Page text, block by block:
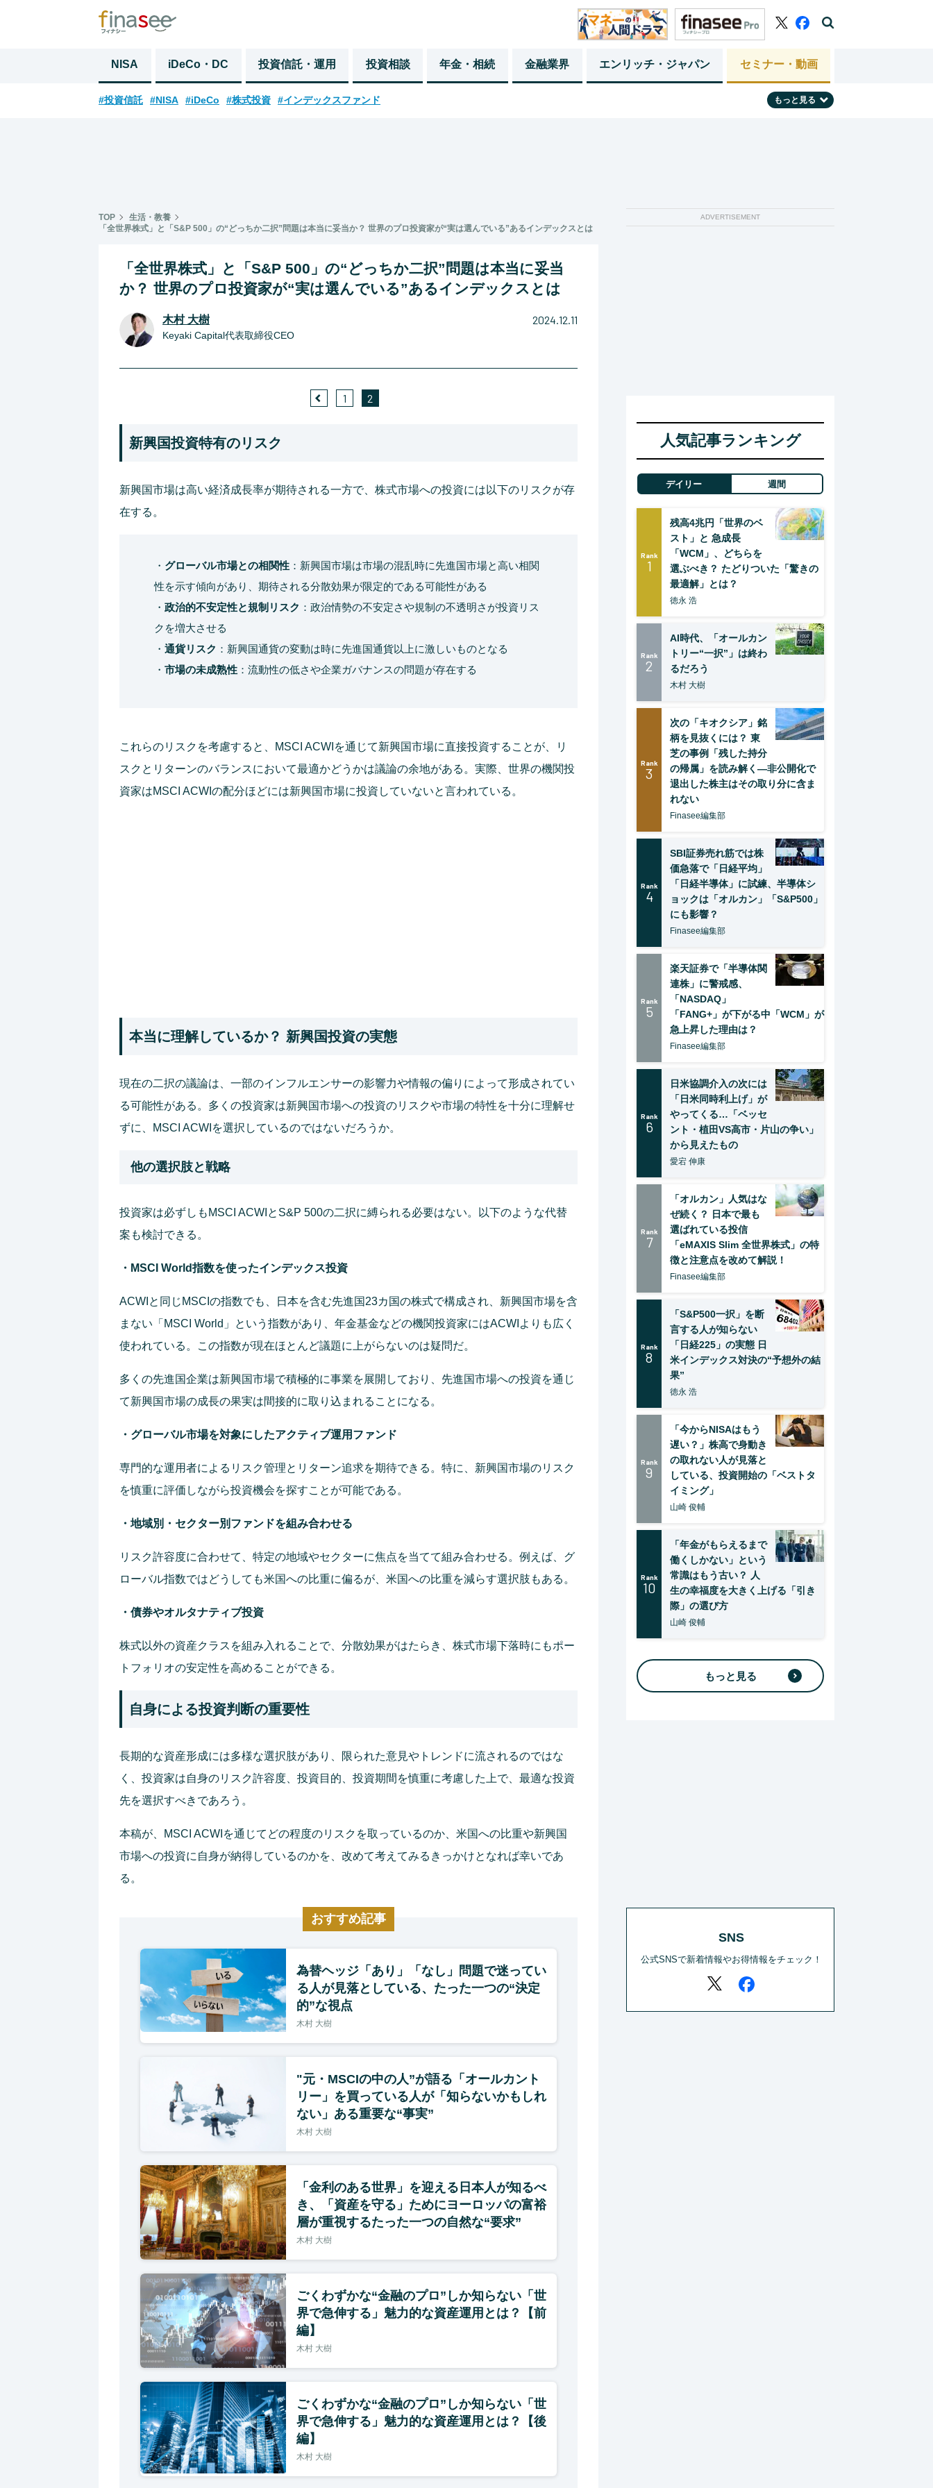
NISA iDeCo・DC 投資信託・運用 投資相談 年金・相続 金融業界 エンリッチ・ジャパン セミナー・動画
#投資信託 #NISA #iDeCo #株式投資 #インデックスファンド もっと見る
TOP
生活・教養
「全世界株式」と「S&P 500」の“どっちか二択”問題は本当に妥当か？ 世界のプロ投資家が“実は選んでいる”あるインデックスとは
「全世界株式」と「S&P 500」の“どっちか二択”問題は本当に妥当
か？ 世界のプロ投資家が“実は選んでいる”あるインデックスとは
木村 大樹
Keyaki Capital代表取締役CEO
2024.12.11
1 2
新興国投資特有のリスク
新興国市場は高い経済成長率が期待される一方で、株式市場への投資には以下のリスクが存
在する。
・ グローバル市場との相関性 ：新興国市場は市場の混乱時に先進国市場と高い相関
性を示す傾向があり、期待される分散効果が限定的である可能性がある
・ 政治的不安定性と規制リスク ：政治情勢の不安定さや規制の不透明さが投資リス
クを増大させる
・ 通貨リスク ：新興国通貨の変動は時に先進国通貨以上に激しいものとなる
・ 市場の未成熟性 ：流動性の低さや企業ガバナンスの問題が存在する
これらのリスクを考慮すると、MSCI ACWIを通じて新興国市場に直接投資することが、リ
スクとリターンのバランスにおいて最適かどうかは議論の余地がある。実際、世界の機関投
資家はMSCI ACWIの配分ほどには新興国市場に投資していないと言われている。
本当に理解しているか？ 新興国投資の実態
現在の二択の議論は、一部のインフルエンサーの影響力や情報の偏りによって形成されてい
る可能性がある。多くの投資家は新興国市場への投資のリスクや市場の特性を十分に理解せ
ずに、MSCI ACWIを選択しているのではないだろうか。
他の選択肢と戦略
投資家は必ずしもMSCI ACWIとS&P 500の二択に縛られる必要はない。以下のような代替
案も検討できる。
・MSCI World指数を使ったインデックス投資
ACWIと同じMSCIの指数でも、日本を含む先進国23カ国の株式で構成され、新興国市場を含
まない「MSCI World」という指数があり、年金基金などの機関投資家にはACWIよりも広く
使われている。この指数が現在ほとんど議題に上がらないのは疑問だ。
多くの先進国企業は新興国市場で積極的に事業を展開しており、先進国市場への投資を通じ
て新興国市場の成長の果実は間接的に取り込まれることになる。
・グローバル市場を対象にしたアクティブ運用ファンド
専門的な運用者によるリスク管理とリターン追求を期待できる。特に、新興国市場のリスク
を慎重に評価しながら投資機会を探すことが可能である。
・地域別・セクター別ファンドを組み合わせる
リスク許容度に合わせて、特定の地域やセクターに焦点を当てて組み合わせる。例えば、グ
ローバル指数ではどうしても米国への比重に偏るが、米国への比重を減らす選択肢もある。
・債券やオルタナティブ投資
株式以外の資産クラスを組み入れることで、分散効果がはたらき、株式市場下落時にもポー
トフォリオの安定性を高めることができる。
自身による投資判断の重要性
長期的な資産形成には多様な選択肢があり、限られた意見やトレンドに流されるのではな
く、投資家は自身のリスク許容度、投資目的、投資期間を慎重に考慮した上で、最適な投資
先を選択すべきであろう。
本稿が、MSCI ACWIを通じてどの程度のリスクを取っているのか、米国への比重や新興国
市場への投資に自身が納得しているのかを、改めて考えてみるきっかけとなれば幸いであ
る。
おすすめ記事
為替ヘッジ「あり」「なし」問題で迷ってい
る人が見落としている、たった一つの“決定
的”な視点
木村 大樹
"元・MSCIの中の人”が語る「オールカント
リー」を買っている人が「知らないかもしれ
ない」ある重要な“事実”
木村 大樹
「金利のある世界」を迎える日本人が知るべ
き、「資産を守る」ためにヨーロッパの富裕
層が重視するたった一つの自然な“要求”
木村 大樹
ごくわずかな“金融のプロ”しか知らない「世
界で急伸する」魅力的な資産運用とは？【前
編】
木村 大樹
ごくわずかな“金融のプロ”しか知らない「世
界で急伸する」魅力的な資産運用とは？【後
編】
木村 大樹
ADVERTISEMENT
人気記事ランキング
デイリー 週間
Rank
1
残高4兆円「世界のベ
スト」と 急成長
「WCM」、どちらを
選ぶべき？ たどりついた「驚きの
最適解」とは？
徳永 浩
Rank
2
AI時代、「オールカン
トリー“一択”」は終わ
るだろう
木村 大樹
Rank
3
次の「キオクシア」銘
柄を見抜くには？ 東
芝の事例「残した持分
の帰属」を読み解く—非公開化で
退出した株主はその取り分に含ま
れない
Finasee編集部
Rank
4
SBI証券売れ筋では株
価急落で「日経平均」
「日経半導体」に試練、半導体シ
ョックは「オルカン」「S&P500」
にも影響？
Finasee編集部
Rank
5
楽天証券で「半導体関
連株」に警戒感、
「NASDAQ」
「FANG+」が下がる中「WCM」が
急上昇した理由は？
Finasee編集部
Rank
6
日米協調介入の次には
「日米同時利上げ」が
やってくる…「ベッセ
ント・植田VS高市・片山の争い」
から見えたもの
愛宕 伸康
Rank
7
「オルカン」人気はな
ぜ続く？ 日本で最も
選ばれている投信
「eMAXIS Slim 全世界株式」の特
徴と注意点を改めて解説！
Finasee編集部
Rank
8
「S&P500一択」を断
言する人が知らない
「日経225」の実態 日
米インデックス対決の“予想外の結
果”
徳永 浩
Rank
9
「今からNISAはもう
遅い？」株高で身動き
の取れない人が見落と
している、投資開始の「ベストタ
イミング」
山崎 俊輔
Rank
10
「年金がもらえるまで
働くしかない」という
常識はもう古い？ 人
生の幸福度を大きく上げる「引き
際」の選び方
山崎 俊輔
もっと見る
SNS
公式SNSで新着情報やお得情報をチェック！